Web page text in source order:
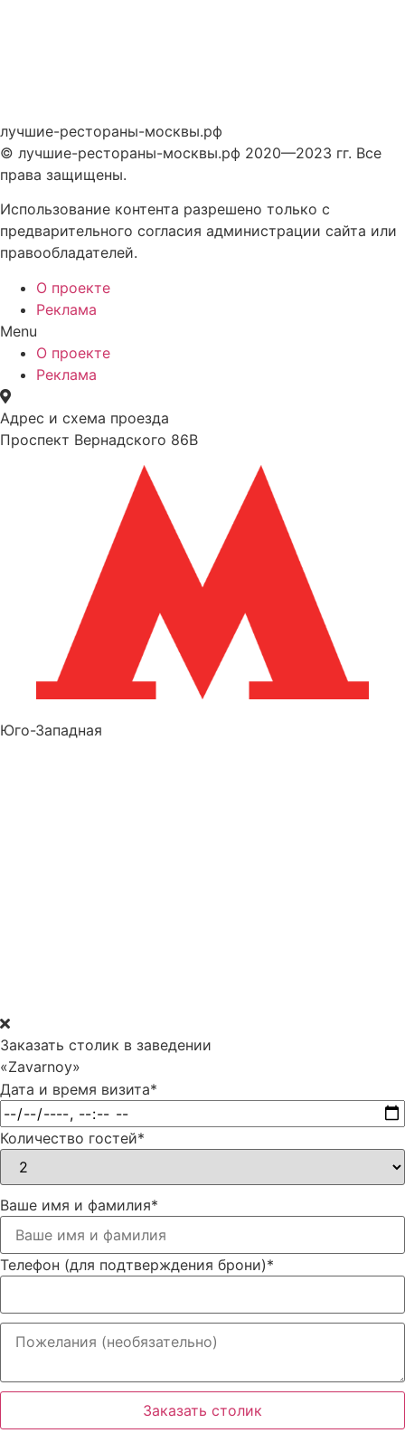
лучшие-рестораны-москвы.рф
© лучшие-рестораны-москвы.рф 2020—2023 гг. Все
права защищены.
Использование контента разрешено только с
предварительного согласия администрации сайта или
правообладателей.
О проекте
Реклама
Menu
О проекте
Реклама
Адрес и схема проезда
Проспект Вернадского 86В
Юго-Западная
Заказать столик в заведении
«Zavarnoy»
Дата и время визита*
Количество гостей*
Ваше имя и фамилия*
Телефон (для подтверждения брони)*
Заказать столик